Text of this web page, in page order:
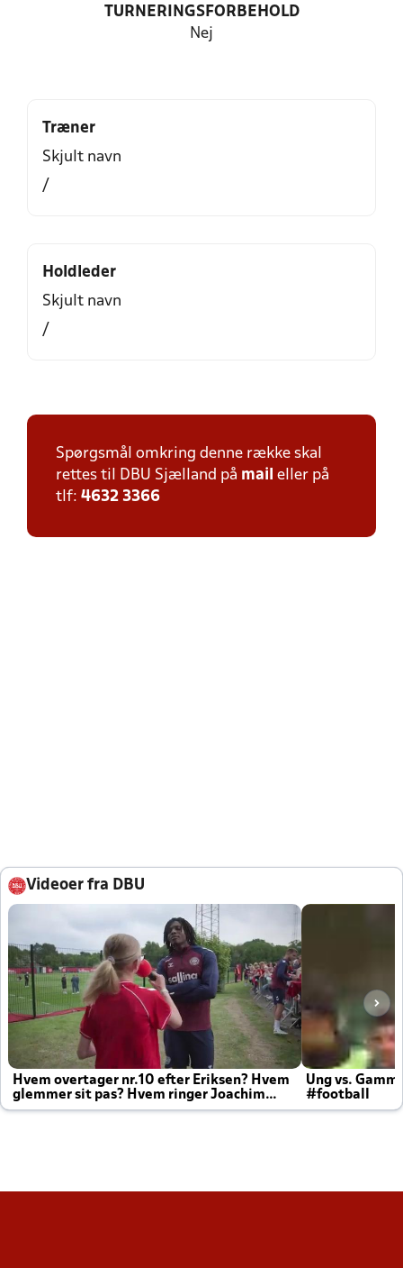
TURNERINGSFORBEHOLD
Nej
Træner
Skjult navn
/
Holdleder
Skjult navn
/
Spørgsmål omkring denne række skal
rettes til DBU Sjælland på mail eller på
tlf: 4632 3366
Videoer fra DBU
Hvem overtager nr.10 efter Eriksen? Hvem
glemmer sit pas? Hvem ringer Joachim
altid til efter kampe?
Ung vs.
#football